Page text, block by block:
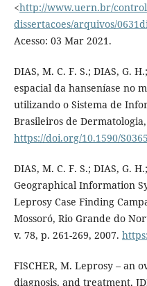
<http://www.uern.br/
dissertacoes/arquivos/
Acesso: 03 Mar 2021.
DIAS, M. C. F. S.; DIAS, G.
espacial da hanseníase no
utilizando o Sistema de
Brasileiros de
https://doi.org/10.1590/
DIAS, M. C. F. S.; DIAS, G.
Geographical Information
Leprosy Case Finding
Mossoró, Rio Grande do
v. 78, p. 261-269, 2007.
FISCHER, M. Leprosy – an
diagnosis, and treatment.